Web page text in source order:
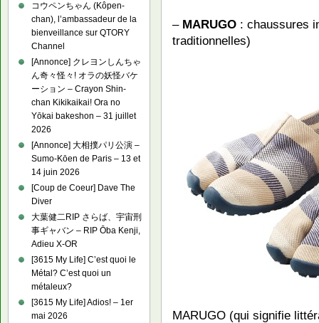
– MARUGO : chaussures
traditionnelles)
MARUGO (qui signifie
コウペンちゃん (Kôpen-
chan), l’ambassadeur de la
bienveillance sur QTORY
Channel
[Annonce] クレヨンしんちゃ
ん奇々怪々! オラの妖怪バケ
ーション – Crayon Shin-
chan Kikikaikai! Ora no
Yōkai bakeshon – 31 juillet
2026
[Annonce] 大相撲パリ公演 –
Sumo-Kōen de Paris – 13 et
14 juin 2026
[Coup de Coeur] Dave The
Diver
大葉健二RIP さらば、宇宙刑
事ギャバン – RIP Ōba Kenji,
Adieu X-OR
[3615 My Life] C’est quoi le
Métal? C’est quoi un
métaleux?
[3615 My Life] Adios! – 1er
mai 2026